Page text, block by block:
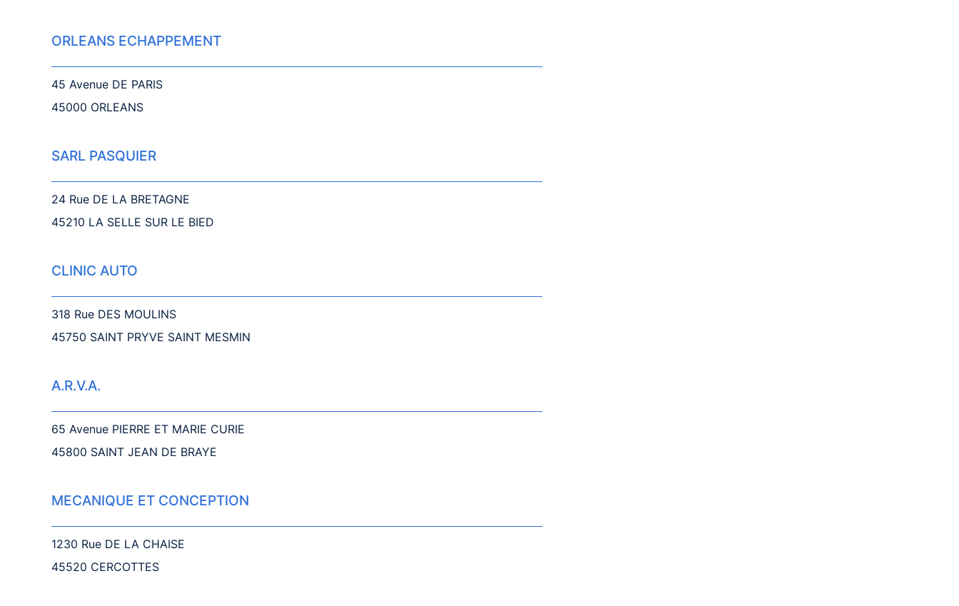
ORLEANS ECHAPPEMENT
45 Avenue DE PARIS
45000 ORLEANS
SARL PASQUIER
24 Rue DE LA BRETAGNE
45210 LA SELLE SUR LE BIED
CLINIC AUTO
318 Rue DES MOULINS
45750 SAINT PRYVE SAINT MESMIN
A.R.V.A.
65 Avenue PIERRE ET MARIE CURIE
45800 SAINT JEAN DE BRAYE
MECANIQUE ET CONCEPTION
1230 Rue DE LA CHAISE
45520 CERCOTTES